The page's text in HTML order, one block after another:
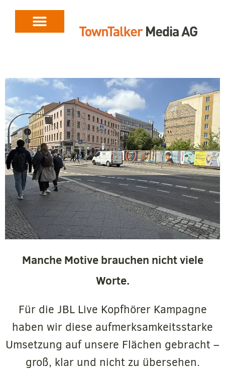
Manche Motive brauchen nicht viele
Worte.
Für die JBL Live Kopfhörer Kampagne
haben wir diese aufmerksamkeitsstarke
Umsetzung auf unsere Flächen gebracht –
groß, klar und nicht zu übersehen.